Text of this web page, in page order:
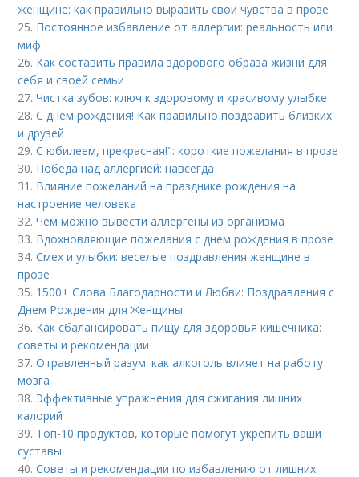
женщине: как правильно выразить свои чувства в прозе
25. Постоянное избавление от аллергии: реальность или
миф
26. Как составить правила здорового образа жизни для
себя и своей семьи
27.Чистка зубов: ключ к здоровому и красивому улыбке
28.С днем рождения! Как правильно поздравить близких
и друзей
29.С юбилеем, прекрасная!": короткие пожелания в прозе
30. Победа над аллергией: навсегда
31. Влияние пожеланий на празднике рождения на
настроение человека
32.Чем можно вывести аллергены из организма
33. Вдохновляющие пожелания с днем рождения в прозе
34.Смех и улыбки: веселые поздравления женщине в
прозе
35. 1500+ Слова Благодарности и Любви: Поздравления с
Днем Рождения для Женщины
36. Как сбалансировать пищу для здоровья кишечника:
советы и рекомендации
37.Отравленный разум: как алкоголь влияет на работу
мозга
38. Эффективные упражнения для сжигания лишних
калорий
39. Топ-10 продуктов, которые помогут укрепить ваши
суставы
40.Советы и рекомендации по избавлению от лишних